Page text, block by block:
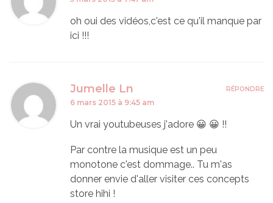
oh oui des vidéos,c'est ce qu'il manque par
ici !!!
Jumelle Ln
6 mars 2015 à 9:45 am
Un vrai youtubeuses j'adore 😀 😀 !!
Par contre la musique est un peu
monotone c'est dommage.. Tu m'as
donner envie d'aller visiter ces concepts
store hihi !
RÉPONDRE